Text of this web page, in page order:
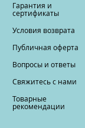
Гарантия и
сертификаты
Условия возврата
Публичная оферта
Вопросы и ответы
Свяжитесь с нами
Товарные
рекомендации